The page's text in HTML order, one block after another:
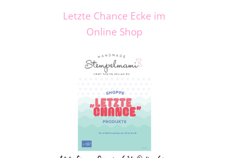
Letzte Chance Ecke im
Online Shop